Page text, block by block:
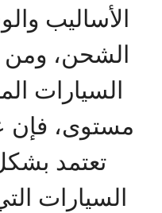
الأساليب
الشحن، ومن
السيارات
مستوى، فإن
تعتمد
السيارات